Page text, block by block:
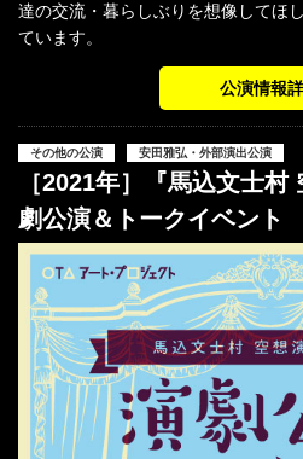
達の交流・暮らしぶりを想像してほ
ています。
公演情報
その他の公演 安田雅弘・外部演出公演
［2021年］『馬込文士
劇公演＆トークイベント